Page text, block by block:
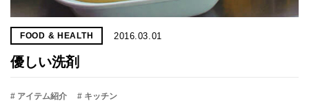
FOOD & HEALTH 2016.03.01
優しい洗剤
# アイテム紹介 # キッチン